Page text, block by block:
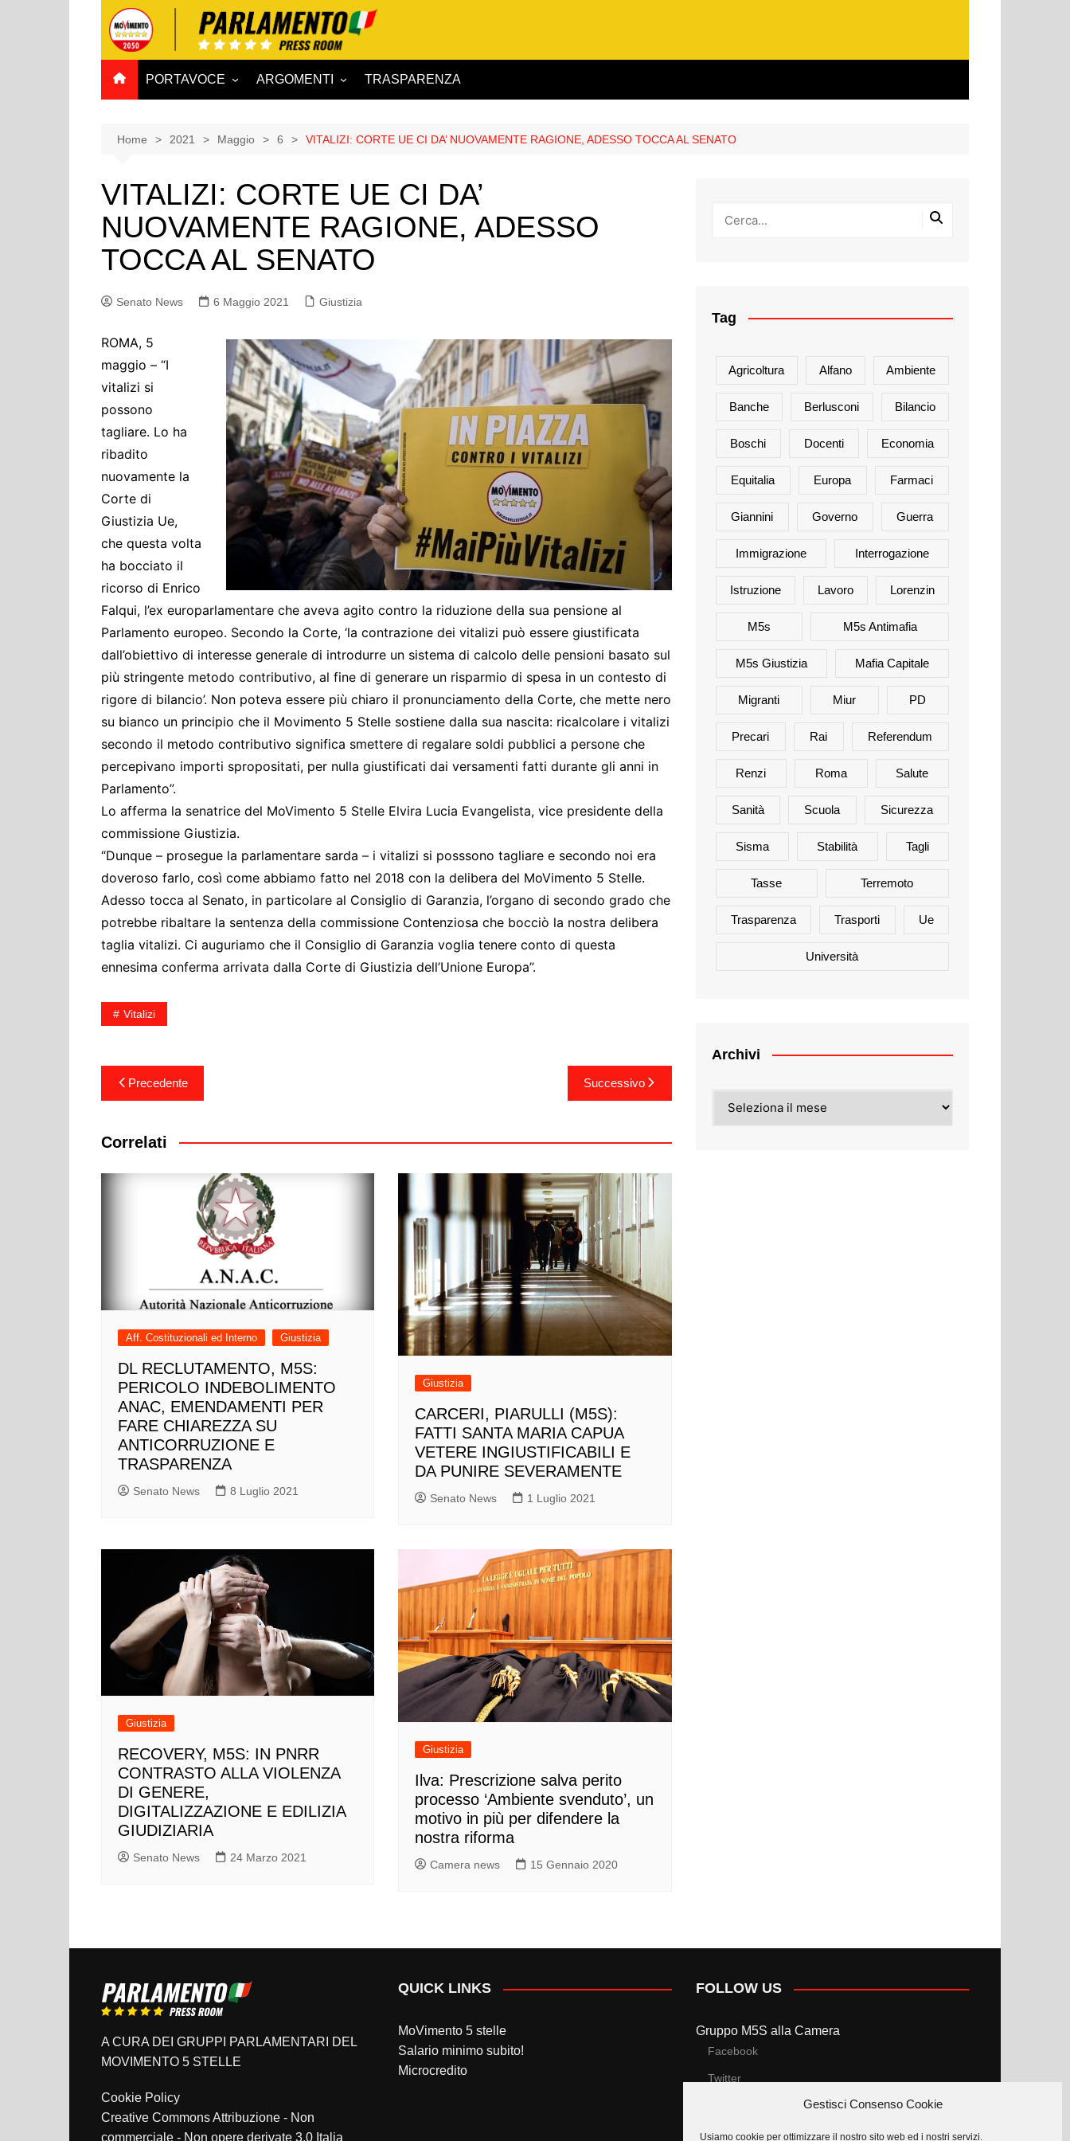
Gestisci Consenso Cookie
Usiamo cookie per ottimizzare il nostro sito web ed i nostri servizi.
PORTAVOCE
SENATO
ARGOMENTI
Affari esteri
Agricoltura e agroalimentare
Ambiente e Territorio
Attività produttive
Bilancio
Cultura ed Istruzione
Difesa
Eventi
Finanze e tesoro
Giustizia
Lavori pubblici e Trasporti
Lavoro
Politiche europee
TRASPARENZA
Home 2021 Maggio 6 VITALIZI: CORTE UE CI DA’ NUOVAMENTE RAGIONE, ADESSO TOCCA AL SENATO
VITALIZI: CORTE UE CI DA’
NUOVAMENTE RAGIONE, ADESSO
TOCCA AL SENATO
Senato News 6 Maggio 2021 Giustizia
ROMA, 5
maggio – “I
vitalizi si
possono
tagliare. Lo ha
ribadito
nuovamente la
Corte di
Giustizia Ue,
che questa volta
ha bocciato il
ricorso di Enrico
Falqui, l’ex europarlamentare che aveva agito contro la riduzione della sua pensione al
Parlamento europeo. Secondo la Corte, ‘la contrazione dei vitalizi può essere giustificata
dall’obiettivo di interesse generale di introdurre un sistema di calcolo delle pensioni basato sul
più stringente metodo contributivo, al fine di generare un risparmio di spesa in un contesto di
rigore di bilancio’. Non poteva essere più chiaro il pronunciamento della Corte, che mette nero
su bianco un principio che il Movimento 5 Stelle sostiene dalla sua nascita: ricalcolare i vitalizi
secondo il metodo contributivo significa smettere di regalare soldi pubblici a persone che
percepivano importi spropositati, per nulla giustificati dai versamenti fatti durante gli anni in
Parlamento”.
Lo afferma la senatrice del MoVimento 5 Stelle Elvira Lucia Evangelista, vice presidente della
commissione Giustizia.
“Dunque – prosegue la parlamentare sarda – i vitalizi si posssono tagliare e secondo noi era
doveroso farlo, così come abbiamo fatto nel 2018 con la delibera del MoVimento 5 Stelle.
Adesso tocca al Senato, in particolare al Consiglio di Garanzia, l’organo di secondo grado che
potrebbe ribaltare la sentenza della commissione Contenziosa che bocciò la nostra delibera
taglia vitalizi. Ci auguriamo che il Consiglio di Garanzia voglia tenere conto di questa
ennesima conferma arrivata dalla Corte di Giustizia dell’Unione Europa”.
Vitalizi
Navigazione
articoli
Precedente Successivo
Correlati
Aff. Costituzionali ed Interno Giustizia
DL RECLUTAMENTO, M5S:
PERICOLO INDEBOLIMENTO
ANAC, EMENDAMENTI PER
FARE CHIAREZZA SU
ANTICORRUZIONE E
TRASPARENZA
Senato News 8 Luglio 2021
Giustizia
CARCERI, PIARULLI (M5S):
FATTI SANTA MARIA CAPUA
VETERE INGIUSTIFICABILI E
DA PUNIRE SEVERAMENTE
Senato News 1 Luglio 2021
Giustizia
RECOVERY, M5S: IN PNRR
CONTRASTO ALLA VIOLENZA
DI GENERE,
DIGITALIZZAZIONE E EDILIZIA
GIUDIZIARIA
Senato News 24 Marzo 2021
Giustizia
Ilva: Prescrizione salva perito
processo ‘Ambiente svenduto’, un
motivo in più per difendere la
nostra riforma
Camera news 15 Gennaio 2020
Tag
Agricoltura Alfano Ambiente
Banche Berlusconi Bilancio
Boschi Docenti Economia
Equitalia Europa Farmaci
Giannini Governo Guerra
Immigrazione Interrogazione
Istruzione Lavoro Lorenzin
M5s M5s Antimafia
M5s Giustizia Mafia Capitale
Migranti Miur PD
Precari Rai Referendum
Renzi Roma Salute
Sanità Scuola Sicurezza
Sisma Stabilità Tagli
Tasse Terremoto
Trasparenza Trasporti Ue
Università
Archivi
A CURA DEI GRUPPI PARLAMENTARI DEL
MOVIMENTO 5 STELLE
Cookie Policy
Creative Commons Attribuzione - Non
commerciale - Non opere derivate 3.0 Italia
QUICK LINKS
MoVimento 5 stelle
Salario minimo subito!
Microcredito
FOLLOW US
Gruppo M5S alla Camera
Facebook
Twitter